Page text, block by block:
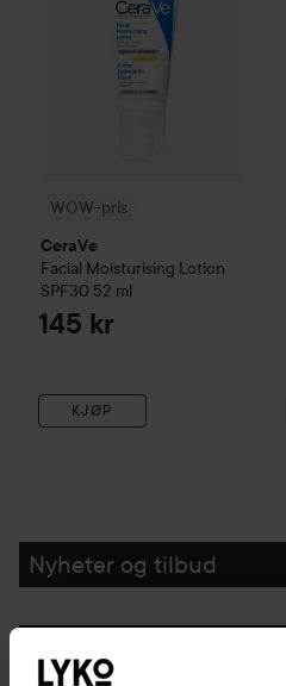
WOW-pris
CeraVe
Facial Moisturising Lotion
SPF30 52 ml
145 kr
KJØP
Nyheter og tilbud